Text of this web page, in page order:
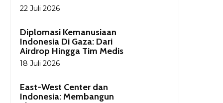
22 Juli 2026
Diplomasi Kemanusiaan
Indonesia Di Gaza: Dari
Airdrop Hingga Tim Medis
18 Juli 2026
East-West Center dan
Indonesia: Membangun